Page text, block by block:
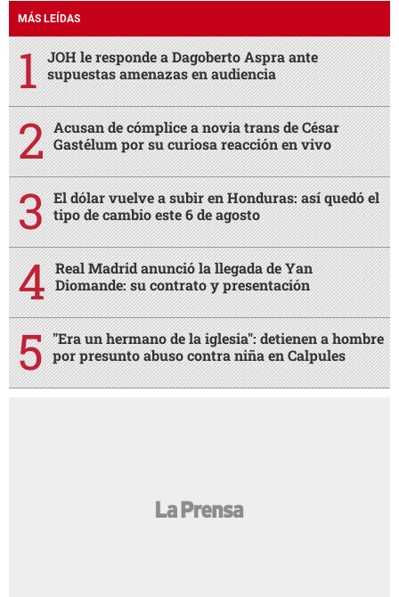
MÁS LEÍDAS
JOH le responde a Dagoberto Aspra ante
supuestas amenazas en audiencia
Acusan de cómplice a novia trans de César
Gastélum por su curiosa reacción en vivo
El dólar vuelve a subir en Honduras: así quedó el
tipo de cambio este 6 de agosto
Real Madrid anunció la llegada de Yan
Diomande: su contrato y presentación
"Era un hermano de la iglesia": detienen a hombre
por presunto abuso contra niña en Calpules